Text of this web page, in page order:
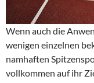
Wenn auch die
wenigen einzelnen
namhaften
vollkommen auf ihr